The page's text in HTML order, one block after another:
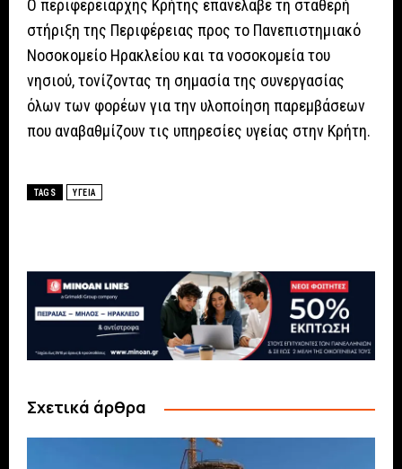
Ο περιφερειάρχης Κρήτης επανέλαβε τη σταθερή
στήριξη της Περιφέρειας προς το Πανεπιστημιακό
Νοσοκομείο Ηρακλείου και τα νοσοκομεία του
νησιού, τονίζοντας τη σημασία της συνεργασίας
όλων των φορέων για την υλοποίηση παρεμβάσεων
που αναβαθμίζουν τις υπηρεσίες υγείας στην Κρήτη.
TAGS ΥΓΕΙΑ
Σχετικά άρθρα